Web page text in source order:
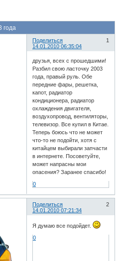
года
Поделиться
1
14.01.2010 06:35:04
друзья, всех с прошедшими!
Разбил свою ласточку 2003
года, правый руль. Обе
передние фары, решетка,
капот, радиатор
кондиционера, радиатор
охлаждения двигателя,
воздухопровод, вентиляторы,
телевизор. Все купил в Китае.
Теперь боюсь что не может
что-то не подойти, хотя с
китайцем выбирали запчасти
в интернете. Посоветуйте,
может напрасны мои
опасения? Заранее спасибо!
0
Поделиться
2
14.01.2010 07:21:34
Я думаю все подойдет.
0